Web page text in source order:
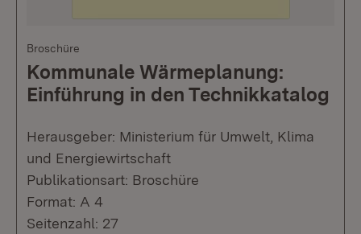
Broschüre
Kommunale Wärmeplanung:
Einführung in den Technikkatalog
Herausgeber: Ministerium für Umwelt, Klima
und Energiewirtschaft
Publikationsart: Broschüre
Format: A 4
Seitenzahl: 27